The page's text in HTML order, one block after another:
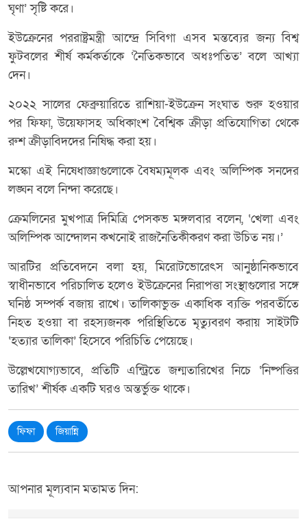
ঘৃণা’ সৃষ্টি করে।
ইউক্রেনের পররাষ্ট্রমন্ত্রী আন্দ্রে সিবিগা এসব মন্তব্যের জন্য বিশ্ব
ফুটবলের শীর্ষ কর্মকর্তাকে ‘নৈতিকভাবে অধঃপতিত’ বলে আখ্যা
দেন।
২০২২ সালের ফেব্রুয়ারিতে রাশিয়া-ইউক্রেন সংঘাত শুরু হওয়ার
পর ফিফা, উয়েফাসহ অধিকাংশ বৈশ্বিক ক্রীড়া প্রতিযোগিতা থেকে
রুশ ক্রীড়াবিদদের নিষিদ্ধ করা হয়।
মস্কো এই নিষেধাজ্ঞাগুলোকে বৈষম্যমূলক এবং অলিম্পিক সনদের
লঙ্ঘন বলে নিন্দা করেছে।
ক্রেমলিনের মুখপাত্র দিমিত্রি পেসকভ মঙ্গলবার বলেন, ‘খেলা এবং
অলিম্পিক আন্দোলন কখনোই রাজনৈতিকীকরণ করা উচিত নয়।’
আরটির প্রতিবেদনে বলা হয়, মিরোটভোরেৎস আনুষ্ঠানিকভাবে
স্বাধীনভাবে পরিচালিত হলেও ইউক্রেনের নিরাপত্তা সংস্থাগুলোর সঙ্গে
ঘনিষ্ঠ সম্পর্ক বজায় রাখে। তালিকাভুক্ত একাধিক ব্যক্তি পরবর্তীতে
নিহত হওয়া বা রহস্যজনক পরিস্থিতিতে মৃত্যুবরণ করায় সাইটটি
‘হত্যার তালিকা’ হিসেবে পরিচিতি পেয়েছে।
উল্লেখযোগ্যভাবে, প্রতিটি এন্ট্রিতে জন্মতারিখের নিচে ‘নিষ্পত্তির
তারিখ’ শীর্ষক একটি ঘরও অন্তর্ভুক্ত থাকে।
ফিফা জিয়ান্নি
আপনার মূল্যবান মতামত দিন: